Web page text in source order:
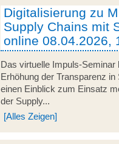
Digitalisierung zu
Supply Chains mit
online 08.04.2026,
Das virtuelle Impuls-Seminar
Erhöhung der Transparenz
einen Einblick zum Einsatz
der Supply...
[Alles Zeigen]